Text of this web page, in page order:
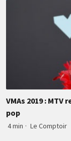
VMAs 2019 :
pop
4 min · Le Comptoir